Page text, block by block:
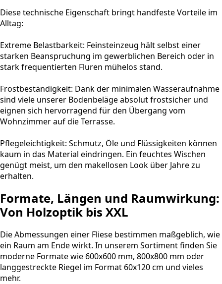
Diese technische Eigenschaft bringt handfeste Vorteile im
Alltag:
Extreme Belastbarkeit: Feinsteinzeug hält selbst einer
starken Beanspruchung im gewerblichen Bereich oder in
stark frequentierten Fluren mühelos stand.
Frostbeständigkeit: Dank der minimalen Wasseraufnahme
sind viele unserer Bodenbeläge absolut frostsicher und
eignen sich hervorragend für den Übergang vom
Wohnzimmer auf die Terrasse.
Pflegeleichtigkeit: Schmutz, Öle und Flüssigkeiten können
kaum in das Material eindringen. Ein feuchtes Wischen
genügt meist, um den makellosen Look über Jahre zu
erhalten.
Formate, Längen und Raumwirkung:
Von Holzoptik bis XXL
Die Abmessungen einer Fliese bestimmen maßgeblich, wie
ein Raum am Ende wirkt. In unserem Sortiment finden Sie
moderne Formate wie 600x600 mm, 800x800 mm oder
langgestreckte Riegel im Format 60x120 cm und vieles
mehr.